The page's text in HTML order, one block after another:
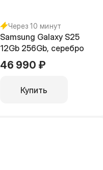
Через 10 минут
Samsung Galaxy S25
12Gb 256Gb, серебро
46 990 ₽
Купить